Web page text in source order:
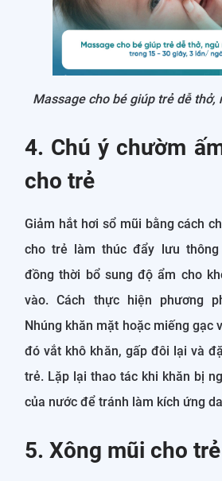
Massage cho bé giúp trẻ dễ thở,
4. Chú ý chườm
cho trẻ
Giảm hắt hơi sổ mũi bằng cách
cho trẻ làm thúc đẩy lưu thông
đồng thời bổ sung độ ẩm cho
vào. Cách thực hiện phương
Nhúng khăn mặt hoặc miếng gạc
đó vắt khô khăn, gấp đôi lại và
trẻ. Lặp lại thao tác khi khăn bị
của nước để tránh làm kích ứng
5. Xông mũi cho trẻ